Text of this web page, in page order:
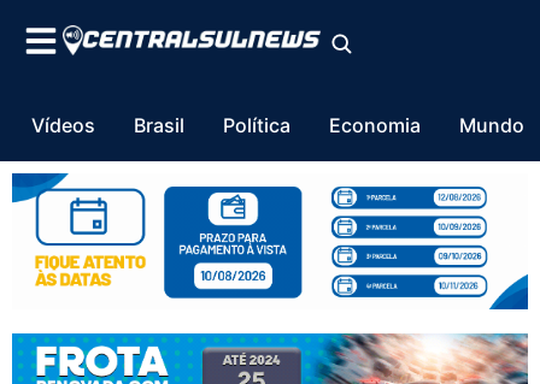
Vídeos Brasil Política Economia Mundo